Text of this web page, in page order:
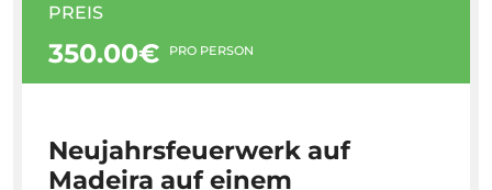
PREIS
350.00€ PRO PERSON
Neujahrsfeuerwerk auf
Madeira auf einem